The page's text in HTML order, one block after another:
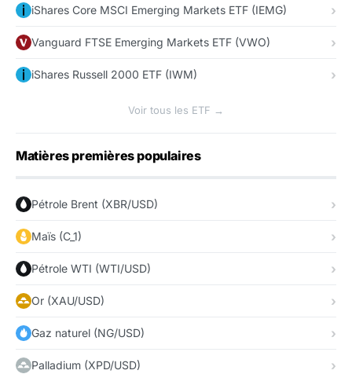
iShares Core MSCI Emerging Markets ETF (IEMG)
Vanguard FTSE Emerging Markets ETF (VWO)
iShares Russell 2000 ETF (IWM)
Voir tous les ETF →
Matières premières populaires
Pétrole Brent (XBR/USD)
Maïs (C_1)
Pétrole WTI (WTI/USD)
Or (XAU/USD)
Gaz naturel (NG/USD)
Palladium (XPD/USD)